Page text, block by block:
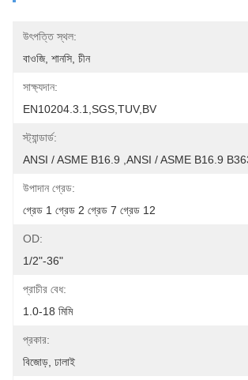
উৎপত্তি স্থল:
বাওজি, শানসি, চীন
সাক্ষ্যদান:
EN10204.3.1,SGS,TUV,BV
স্ট্যান্ডার্ড:
ANSI / ASME B16.9 ,ANSI / ASME B16.9
উপাদান গ্রেড:
গ্রেড 1 গ্রেড 2 গ্রেড 7 গ্রেড 12
OD:
1/2"-36"
প্রাচীর বেধ:
1.0-18 মিমি
প্রকার:
বিজোড়, ঢালাই